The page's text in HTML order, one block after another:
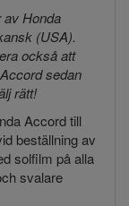
av Honda
(USA).
också att
sedan
rätt!
Accord till
beställning av
solfilm på alla
svalare